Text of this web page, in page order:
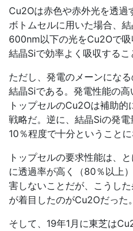
Cu2Oは赤色や赤外光を透過
ボトムセルに用いた場合、
600nm以下の光をCu2Oで
結晶Siで効率よく吸収するこ
ただし、発電のメーンにな
結晶Siである。発電性能の高
トップセルのCu2Oは補助
戦略だ。逆に、結晶Siの発
10％程度で十分ということに
トップセルの要求性能は、
に透過率が高く（80％以上
害しないことだが、こうし
が着目したのがCu2Oだった。
そして、19年1月に東芝は